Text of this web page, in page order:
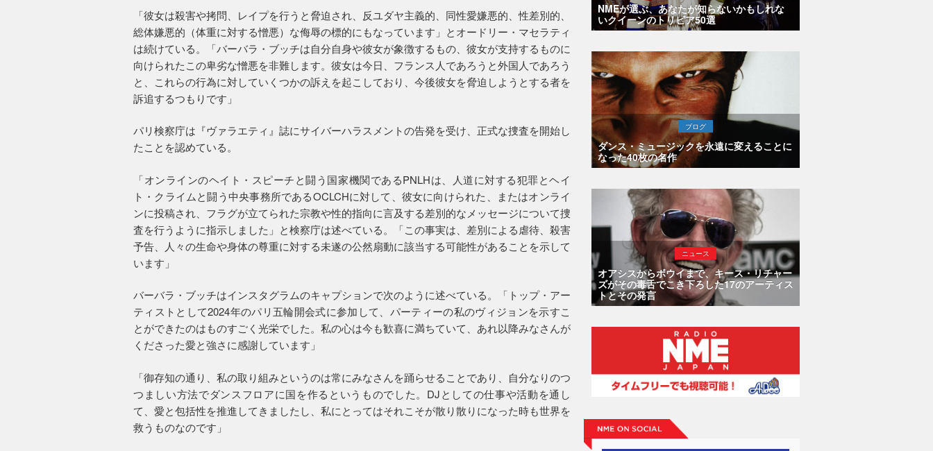
「彼女は殺害や拷問、レイプを行うと脅迫され、反ユダヤ主義的、同性愛嫌悪的、性差別的、
総体嫌悪的（体重に対する憎悪）な侮辱の標的にもなっています」とオードリー・マセラティ
は続けている。「バーバラ・ブッチは自分自身や彼女が象徴するもの、彼女が支持するものに
向けられたこの卑劣な憎悪を非難します。彼女は今日、フランス人であろうと外国人であろう
と、これらの行為に対していくつかの訴えを起こしており、今後彼女を脅迫しようとする者を
訴追するつもりです」
パリ検察庁は『ヴァラエティ』誌にサイバーハラスメントの告発を受け、正式な捜査を開始し
たことを認めている。
「オンラインのヘイト・スピーチと闘う国家機関であるPNLHは、人道に対する犯罪とヘイ
ト・クライムと闘う中央事務所であるOCLCHに対して、彼女に向けられた、またはオンライ
ンに投稿され、フラグが立てられた宗教や性的指向に言及する差別的なメッセージについて捜
査を行うように指示しました」と検察庁は述べている。「この事実は、差別による虐待、殺害
予告、人々の生命や身体の尊重に対する未遂の公然扇動に該当する可能性があることを示して
います」
バーバラ・ブッチはインスタグラムのキャプションで次のように述べている。「トップ・アー
ティストとして2024年のパリ五輪開会式に参加して、パーティーの私のヴィジョンを示すこ
とができたのはものすごく光栄でした。私の心は今も歓喜に満ちていて、あれ以降みなさんが
くださった愛と強さに感謝しています」
「御存知の通り、私の取り組みというのは常にみなさんを踊らせることであり、自分なりのつ
つましい方法でダンスフロアに国を作るというものでした。DJとしての仕事や活動を通し
て、愛と包括性を推進してきましたし、私にとってはそれこそが散り散りになった時も世界を
救うものなのです」
NMEが選ぶ、あなたが知らないかもしれな
いクイーンのトリビア50選
ブログ
ダンス・ミュージックを永遠に変えることに
なった40枚の名作
ニュース
オアシスからボウイまで、キース・リチャー
ズがその毒舌でこき下ろした17のアーティス
トとその発言